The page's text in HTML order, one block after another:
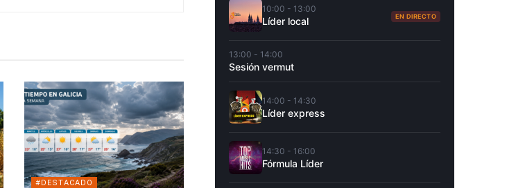
#DESTACADO
10:00 - 13:00
Líder local EN DIRECTO
13:00 - 14:00
Sesión vermut
14:00 - 14:30
Líder express
14:30 - 16:00
Fórmula Líder